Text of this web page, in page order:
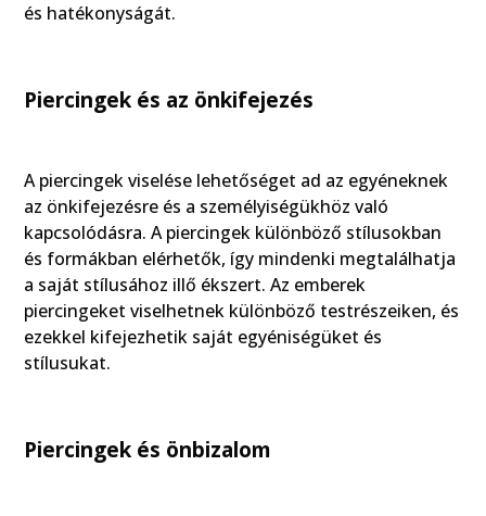
és hatékonyságát.
Piercingek és az önkifejezés
A piercingek viselése lehetőséget ad az egyéneknek
az önkifejezésre és a személyiségükhöz való
kapcsolódásra. A piercingek különböző stílusokban
és formákban elérhetők, így mindenki megtalálhatja
a saját stílusához illő ékszert. Az emberek
piercingeket viselhetnek különböző testrészeiken, és
ezekkel kifejezhetik saját egyéniségüket és
stílusukat.
Piercingek és önbizalom